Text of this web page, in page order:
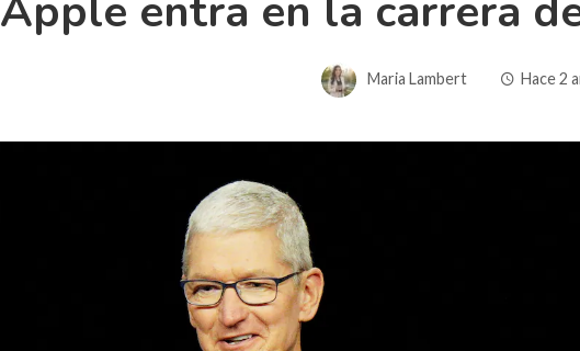
Apple entra en la carrera
Maria Lambert Hace 2